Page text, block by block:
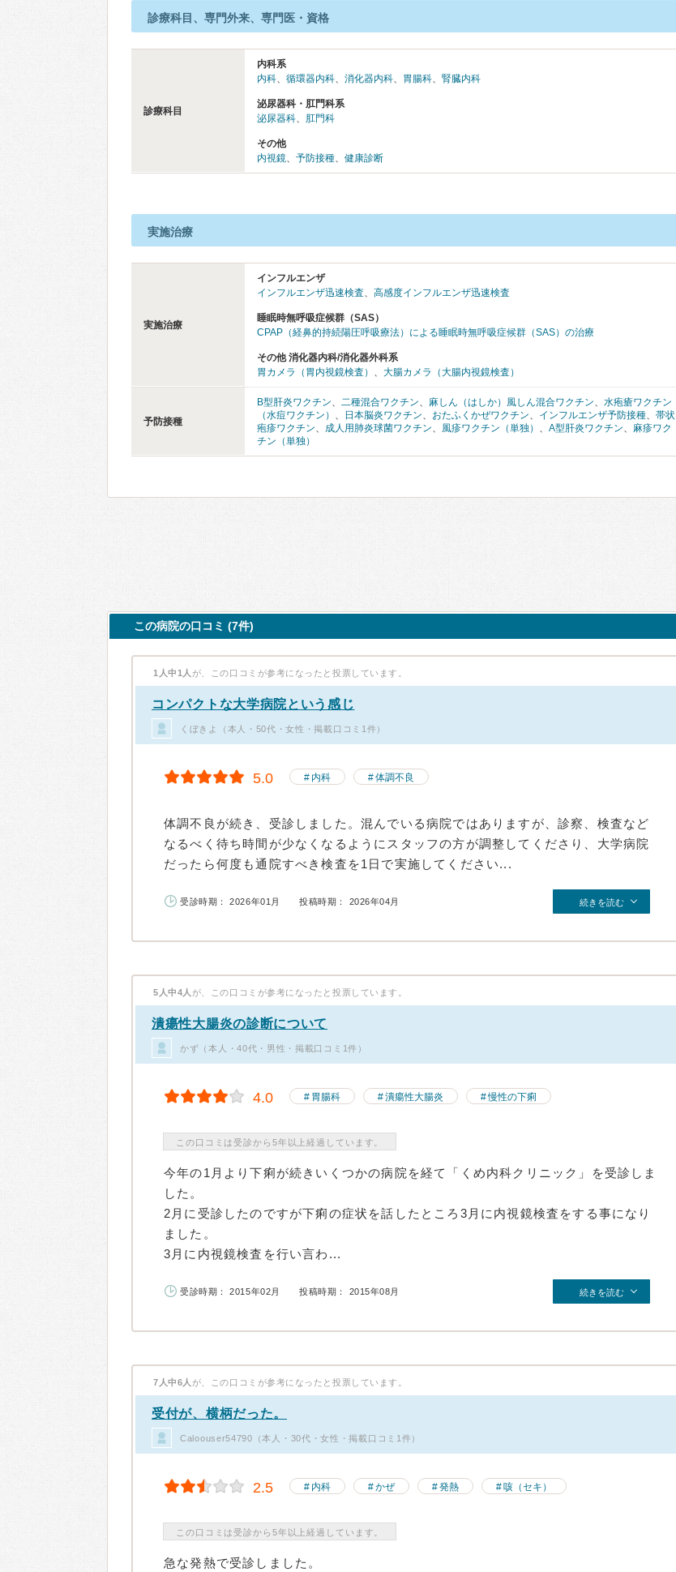
診療科目、専門外来、専門医・資格
診療科目
内科系
内科、 循環器内科、 消化器内科、 胃腸科、 腎臓内科
泌尿器科・肛門科系
泌尿器科、 肛門科
その他
内視鏡、 予防接種、 健康診断
実施治療
実施治療
インフルエンザ
インフルエンザ迅速検査、 高感度インフルエンザ迅速検査
睡眠時無呼吸症候群（SAS）
CPAP（経鼻的持続陽圧呼吸療法）による睡眠時無呼吸症候群（SAS）の治療
その他 消化器内科/消化器外科系
胃カメラ（胃内視鏡検査） 、 大腸カメラ（大腸内視鏡検査）
予防接種
B型肝炎ワクチン、 二種混合ワクチン、 麻しん（はしか）風しん混合ワクチン、 水疱瘡ワクチン
（水痘ワクチン） 、 日本脳炎ワクチン、 おたふくかぜワクチン、 インフルエンザ予防接種、 帯状
疱疹ワクチン、 成人用肺炎球菌ワクチン、 風疹ワクチン（単独） 、 A型肝炎ワクチン、 麻疹ワク
チン（単独）
この病院の口コミ (7件)
1人中1人 が、この口コミが参考になったと投票しています。
コンパクトな大学病院という感じ
くぼきよ（本人・50代・女性・掲載口コミ1件）
5.0 内科 体調不良
体調不良が続き、受診しました。混んでいる病院ではありますが、診察、検査など
なるべく待ち時間が少なくなるようにスタッフの方が調整してくださり、大学病院
だったら何度も通院すべき検査を1日で実施してください...
受診時期： 2026年01月 投稿時期： 2026年04月 続きを読む
5人中4人 が、この口コミが参考になったと投票しています。
潰瘍性大腸炎の診断について
かず（本人・40代・男性・掲載口コミ1件）
4.0 胃腸科 潰瘍性大腸炎 慢性の下痢
この口コミは受診から5年以上経過しています。
今年の1月より下痢が続きいくつかの病院を経て「くめ内科クリニック」を受診しま
した。
2月に受診したのですが下痢の症状を話したところ3月に内視鏡検査をする事になり
ました。
3月に内視鏡検査を行い言わ...
受診時期： 2015年02月 投稿時期： 2015年08月 続きを読む
7人中6人 が、この口コミが参考になったと投票しています。
受付が、横柄だった。
Caloouser54790（本人・30代・女性・掲載口コミ1件）
2.5 内科 かぜ 発熱 咳（セキ）
この口コミは受診から5年以上経過しています。
急な発熱で受診しました。